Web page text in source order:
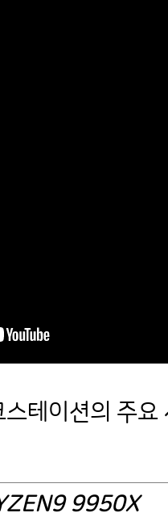
테이션의 주
9950X